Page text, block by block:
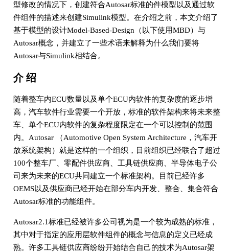
型修改的情况下，创建符合Autosar标准的件模型以及通过软
件组件的描述来创建Simulink模型。在介绍之前，本文介绍了
基于模型的设计Model-Based-Design（以下使用MBD）与
Autosar概念，并建立了一些术语来解释为什么我们要将
Autosar与Simulink相结合。
介 绍
随着整车内ECU数量以及单个ECU内软件的复杂度的逐步增
高，汽车软件行业需要一个开放，标准的软件架构来将未来整
车、单个ECU内软件的复杂程度限定在一个可以控制的范围
内。Autosar （Automotive Open System Architecture，汽车开
放系统架构）就是这样的一个组织，目前组织已经联合了超过
100个整车厂、零配件供应商、工具链供应商、半导体电子公
司来为未来的ECU共同建立一个标准架构。目前已经许多
OEMS以及供应商已经开始在部分车内开发、整合、集合符合
Autosar标准的功能组件。
Autosar2.1标准已经被许多公司视为是一个较为成熟的标准，
其中对于指定的应用层软件组件的概念与信息的定义已经成
熟。许多工具链供应商纷纷开始结合自己的技术为Autosar架